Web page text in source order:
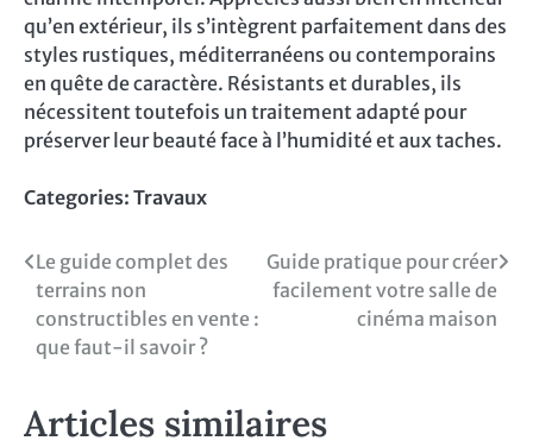
qu’en extérieur, ils s’intègrent parfaitement dans des
styles rustiques, méditerranéens ou contemporains
en quête de caractère. Résistants et durables, ils
nécessitent toutefois un traitement adapté pour
préserver leur beauté face à l’humidité et aux taches.
Categories: Travaux
Navigation
de
l’article
Le guide complet des
terrains non
constructibles en vente :
que faut-il savoir ?
Guide pratique pour créer
facilement votre salle de
cinéma maison
Articles similaires